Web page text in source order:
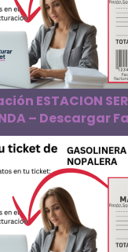
ESTACION
– Descargar